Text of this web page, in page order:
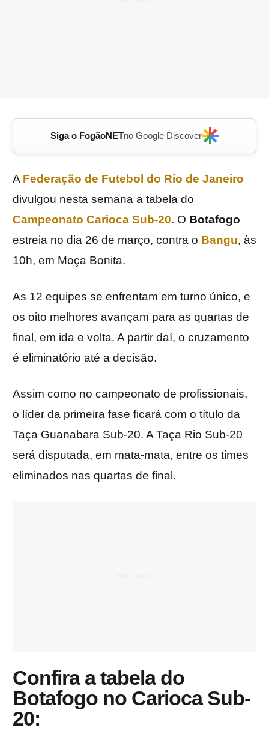
Siga o FogãoNETno Google Discover
A Federação de Futebol do Rio de Janeiro
divulgou nesta semana a tabela do
Campeonato Carioca Sub-20. O Botafogo
estreia no dia 26 de março, contra o Bangu, às
10h, em Moça Bonita.
As 12 equipes se enfrentam em turno único, e
os oito melhores avançam para as quartas de
final, em ida e volta. A partir daí, o cruzamento
é eliminatório até a decisão.
Assim como no campeonato de profissionais,
o líder da primeira fase ficará com o título da
Taça Guanabara Sub-20. A Taça Rio Sub-20
será disputada, em mata-mata, entre os times
eliminados nas quartas de final.
Confira a tabela do
Botafogo no Carioca Sub-
20: